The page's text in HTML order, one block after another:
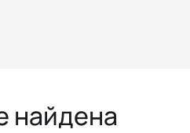
найдена